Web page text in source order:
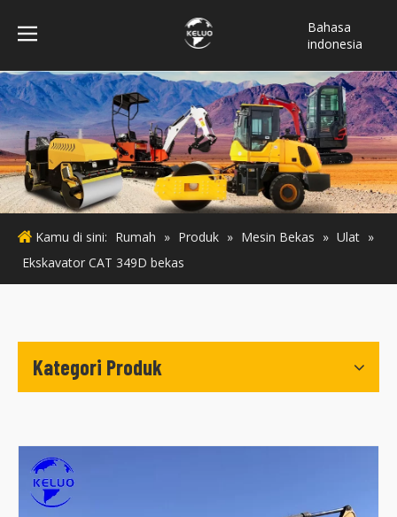
Bahasa
indonesia
Türk dili
ไทย
Italiano
Deutsch
Português
Español
Pусский
Kamu di sini: Rumah » Produk » Mesin Bekas » Ulat »
Ekskavator CAT 349D bekas
Kategori Produk